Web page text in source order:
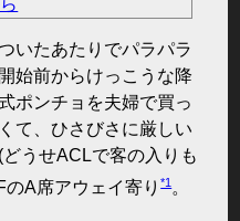
いたあたりでパラパラ
始前からけっこうな降
ポンチョを夫婦で買っ
て、ひさびさに厳しい
うせACLで客の入りも
のA席アウェイ寄り*1。